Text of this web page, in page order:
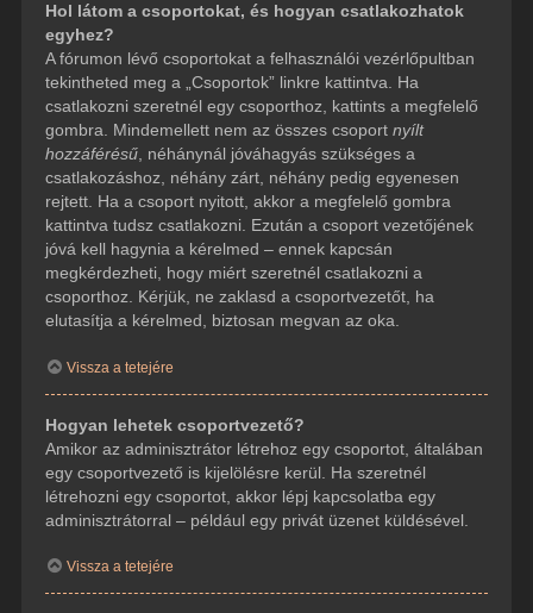
Hol látom a csoportokat, és hogyan csatlakozhatok
egyhez?
A fórumon lévő csoportokat a felhasználói vezérlőpultban
tekintheted meg a „Csoportok” linkre kattintva. Ha
csatlakozni szeretnél egy csoporthoz, kattints a megfelelő
gombra. Mindemellett nem az összes csoport nyílt
hozzáférésű, néhánynál jóváhagyás szükséges a
csatlakozáshoz, néhány zárt, néhány pedig egyenesen
rejtett. Ha a csoport nyitott, akkor a megfelelő gombra
kattintva tudsz csatlakozni. Ezután a csoport vezetőjének
jóvá kell hagynia a kérelmed – ennek kapcsán
megkérdezheti, hogy miért szeretnél csatlakozni a
csoporthoz. Kérjük, ne zaklasd a csoportvezetőt, ha
elutasítja a kérelmed, biztosan megvan az oka.
Vissza a tetejére
Hogyan lehetek csoportvezető?
Amikor az adminisztrátor létrehoz egy csoportot, általában
egy csoportvezető is kijelölésre kerül. Ha szeretnél
létrehozni egy csoportot, akkor lépj kapcsolatba egy
adminisztrátorral – például egy privát üzenet küldésével.
Vissza a tetejére